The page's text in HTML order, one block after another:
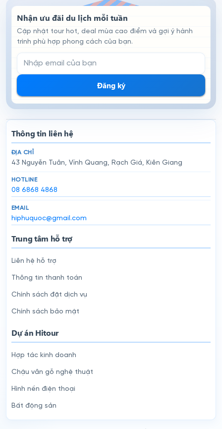
Nhận ưu đãi du lịch mỗi tuần
Cập nhật tour hot, deal mùa cao điểm và gợi ý hành
trình phù hợp phong cách của bạn.
Email đăng ký nhận tin
Đăng ký
Thông tin liên hệ
ĐỊA CHỈ
43 Nguyễn Tuân, Vĩnh Quang, Rạch Giá, Kiên Giang
HOTLINE
08 6868 4868
EMAIL
hiphuquoc@gmail.com
Trung tâm hỗ trợ
Liên hệ hỗ trợ
Thông tin thanh toán
Chính sách đặt dịch vụ
Chính sách bảo mật
Dự án Hitour
Hợp tác kinh doanh
Chậu vân gỗ nghệ thuật
Hình nền điện thoại
Bất động sản